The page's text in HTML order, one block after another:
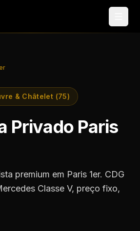
& Châtelet (75)
Privado Paris
premium em Paris 1er. CDG
Classe V, preço fixo,